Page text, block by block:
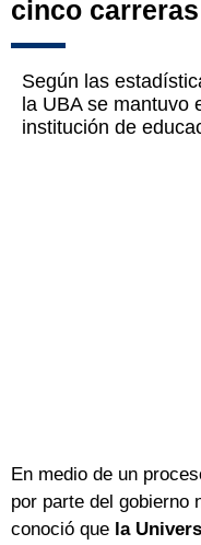
cinco
Según las
la UBA se mantuvo
institución de
En medio de un
por parte del gobierno
conoció que la